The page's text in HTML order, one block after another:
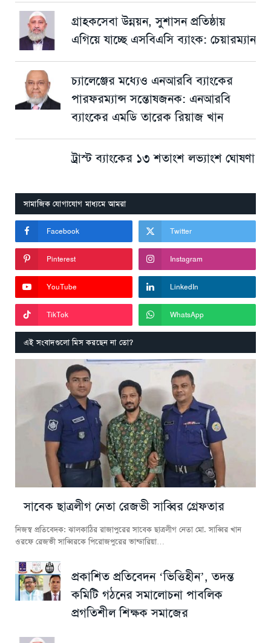
গ্রাহকসেবা উন্নয়ন, সুশাসন প্রতিষ্ঠায়
এগিয়ে যাচ্ছে এসবিএসি ব্যাংক: চেয়ারম্যান
চ্যালেঞ্জের মধ্যেও এনআরবি ব্যাংকের
পারফরম্যান্স সন্তোষজনক: এনআরবি
ব্যাংকের এমডি তারেক রিয়াজ খান
ট্রাস্ট ব্যাংকের ১৩ শতাংশ লভ্যাংশ ঘোষণা
সামাজিক যোগাযোগ মাধ্যমে আমরা
Facebook Twitter
Pinterest Instagram
YouTube LinkedIn
TikTok WhatsApp
এই সংবাদগুলো মিস করছেন না তো?
সাবেক ছাত্রলীগ নেতা রেজভী সাব্বির গ্রেফতার
নিজস্ব প্রতিবেদক: ঝালকাঠির রাজাপুরের সাবেক ছাত্রলীগ নেতা মো. সাব্বির খান
ওরফে রেজভী সাব্বিরকে পিরোজপুরের ভান্ডারিয়া…
প্রকাশিত প্রতিবেদন ‘ভিত্তিহীন’, তদন্ত
কমিটি গঠনের সমালোচনা পাবলিক
প্রগতিশীল শিক্ষক সমাজের